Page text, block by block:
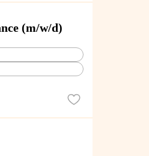
(m/w/d)